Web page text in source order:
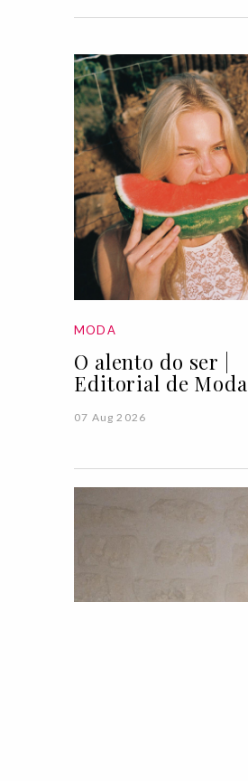
MODA
O alento do ser |
Editorial de Moda
07 Aug 2026